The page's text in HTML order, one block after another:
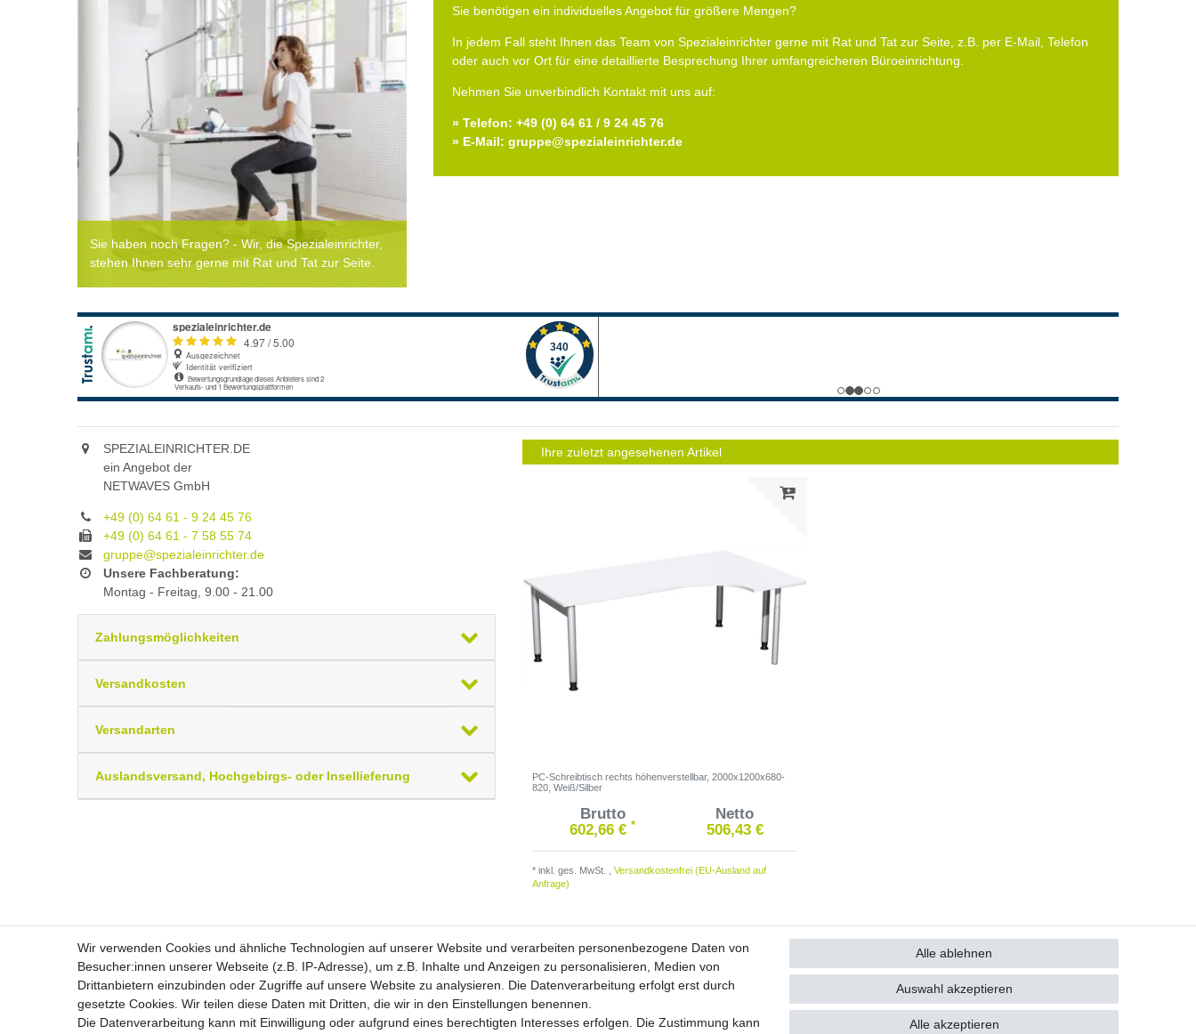
Sie haben noch Fragen? - Wir, die Spezialeinrichter,
stehen Ihnen sehr gerne mit Rat und Tat zur Seite.
Sie benötigen ein individuelles Angebot für größere Mengen?
In jedem Fall steht Ihnen das Team von Spezialeinrichter gerne mit Rat und Tat zur Seite, z.B. per E-Mail, Telefon
oder auch vor Ort für eine detaillierte Besprechung Ihrer umfangreicheren Büroeinrichtung.
Nehmen Sie unverbindlich Kontakt mit uns auf:
» Telefon: +49 (0) 64 61 / 9 24 45 76
» E-Mail: gruppe@spezialeinrichter.de
SPEZIALEINRICHTER.DE
ein Angebot der
NETWAVES GmbH
+49 (0) 64 61 - 9 24 45 76
+49 (0) 64 61 - 7 58 55 74
gruppe@spezialeinrichter.de
Unsere Fachberatung:
Montag - Freitag, 9.00 - 21.00
Zahlungsmöglichkeiten
Versandkosten
Versandarten
Auslandsversand, Hochgebirgs- oder Insellieferung
Ihre zuletzt angesehenen Artikel
PC-Schreibtisch rechts höhenverstellbar, 2000x1200x680-
820, Weiß/Silber
Brutto
Netto
602,66 €* 506,43 €
*inkl. ges. MwSt. ,Versandkostenfrei (EU-Ausland auf
Anfrage)
Widerrufs­recht Widerrufs­formular Impressum Daten­schutz­erklärung
Wir verwenden Cookies und ähnliche Technologien auf unserer Website und verarbeiten personenbezogene Daten von
Besucher:innen unserer Webseite (z.B. IP-Adresse), um z.B. Inhalte und Anzeigen zu personalisieren, Medien von
Drittanbietern einzubinden oder Zugriffe auf unsere Website zu analysieren. Die Datenverarbeitung erfolgt erst durch
gesetzte Cookies. Wir teilen diese Daten mit Dritten, die wir in den Einstellungen benennen.
Die Datenverarbeitung kann mit Einwilligung oder aufgrund eines berechtigten Interesses erfolgen. Die Zustimmung kann
Alle akzeptieren
Alle ablehnen
Auswahl akzeptieren